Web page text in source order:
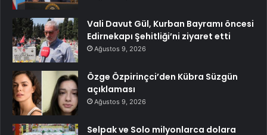
Vali Davut Gül, Kurban Bayramı öncesi
Edirnekapı Şehitliği’ni ziyaret etti
Ağustos 9, 2026
Özge Özpirinçci’den Kübra Süzgün
açıklaması
Ağustos 9, 2026
Selpak ve Solo milyonlarca dolara